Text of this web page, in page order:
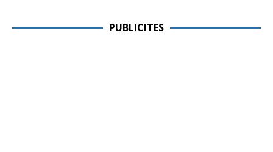
PUBLICITES